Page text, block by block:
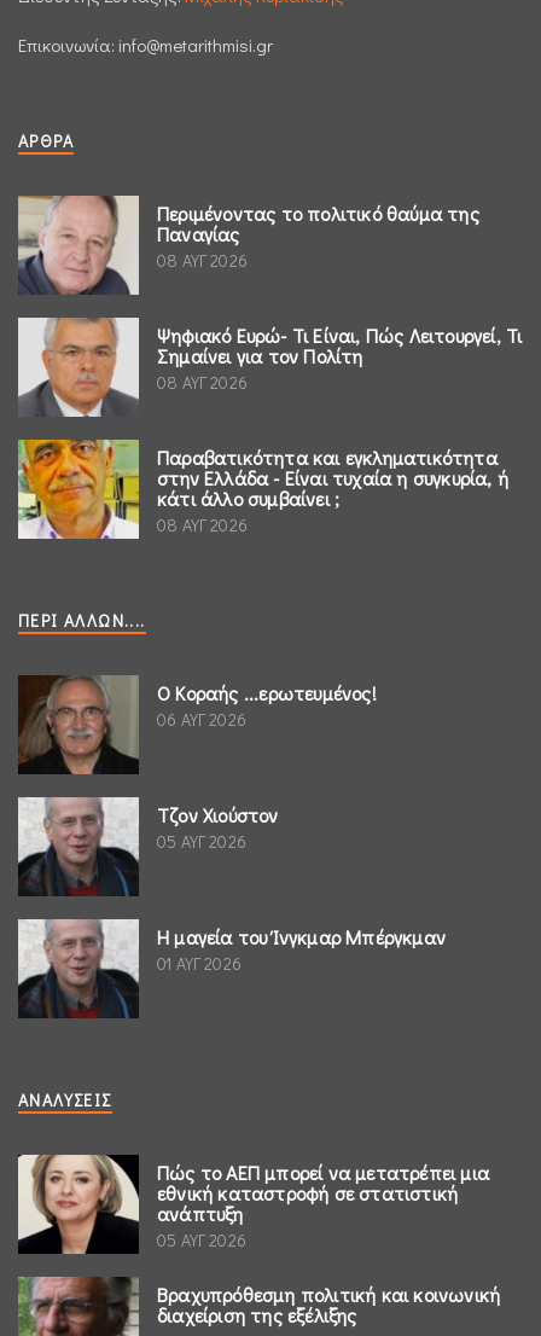
Επικοινωνία: info@metarithmisi.gr
ΆΡΘΡΑ
Περιμένοντας το πολιτικό θαύμα της
Παναγίας
08 ΑΥΓ 2026
Ψηφιακό Ευρώ- Τι Είναι, Πώς Λειτουργεί, Τι
Σημαίνει για τον Πολίτη
08 ΑΥΓ 2026
Παραβατικότητα και εγκληματικότητα
στην Ελλάδα - Είναι τυχαία η συγκυρία, ή
κάτι άλλο συμβαίνει ;
08 ΑΥΓ 2026
ΠΕΡΊ ΆΛΛΩΝ....
Ο Κοραής ...ερωτευμένος!
06 ΑΥΓ 2026
Τζον Χιούστον
05 ΑΥΓ 2026
Η μαγεία του Ίνγκμαρ Μπέργκμαν
01 ΑΥΓ 2026
ΑΝΑΛΎΣΕΙΣ
Πώς το ΑΕΠ μπορεί να μετατρέπει μια
εθνική καταστροφή σε στατιστική
ανάπτυξη
05 ΑΥΓ 2026
Βραχυπρόθεσμη πολιτική και κοινωνική
διαχείριση της εξέλιξης